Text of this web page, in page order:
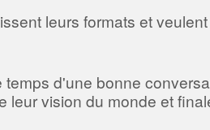
leurs formats et
d'une bonne
leur vision du monde et